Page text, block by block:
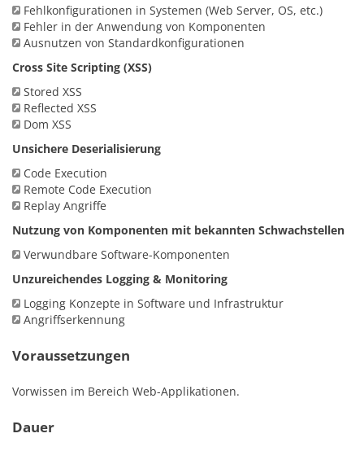
Fehlkonfigurationen in Systemen (Web Server, OS, etc.)
Fehler in der Anwendung von Komponenten
Ausnutzen von Standardkonfigurationen
Cross Site Scripting (XSS)
Stored XSS
Reflected XSS
Dom XSS
Unsichere Deserialisierung
Code Execution
Remote Code Execution
Replay Angriffe
Nutzung von Komponenten mit bekannten Schwachstellen
Verwundbare Software-Komponenten
Unzureichendes Logging & Monitoring
Logging Konzepte in Software und Infrastruktur
Angriffserkennung
Voraussetzungen
Vorwissen im Bereich Web-Applikationen.
Dauer